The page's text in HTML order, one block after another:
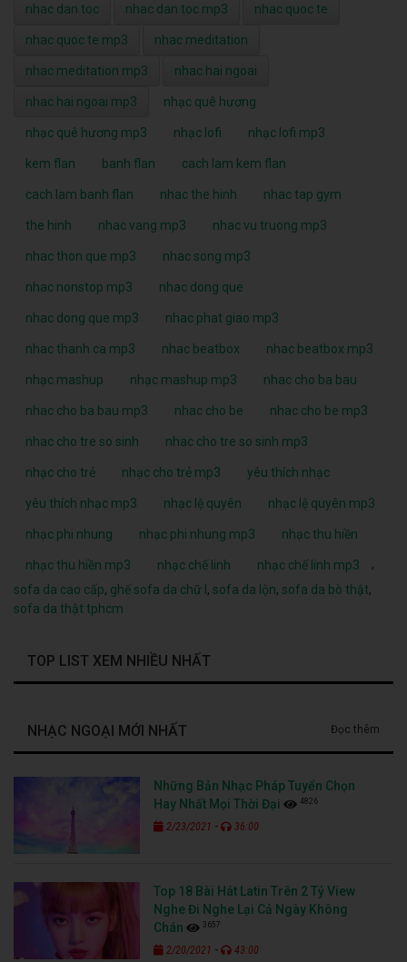
nhac dan toc nhac dan toc mp3 nhac quoc te
nhac quoc te mp3 nhac meditation
nhac meditation mp3 nhac hai ngoai
nhac hai ngoai mp3 nhạc quê hương
nhạc quê hương mp3 nhạc lofi nhạc lofi mp3
kem flan banh flan cach lam kem flan
cach lam banh flan nhac the hinh nhac tap gym
the hinh nhac vang mp3 nhac vu truong mp3
nhac thon que mp3 nhac song mp3
nhac nonstop mp3 nhac dong que
nhac dong que mp3 nhac phat giao mp3
nhac thanh ca mp3 nhac beatbox nhac beatbox mp3
nhạc mashup nhạc mashup mp3 nhac cho ba bau
nhac cho ba bau mp3 nhac cho be nhac cho be mp3
nhac cho tre so sinh nhac cho tre so sinh mp3
nhạc cho trẻ nhạc cho trẻ mp3 yêu thích nhạc
yêu thích nhạc mp3 nhạc lệ quyên nhạc lệ quyên mp3
nhạc phi nhung nhạc phi nhung mp3 nhạc thu hiền
nhạc thu hiền mp3 nhạc chế linh nhạc chế linh mp3
,
sofa da cao cấp, ghế sofa da chữ l , sofa da lộn, sofa da bò thật,
sofa da thật tphcm
TOP LIST XEM NHIỀU NHẤT
NHẠC NGOẠI MỚI NHẤT Đọc thêm
Những Bản Nhạc Pháp Tuyển Chọn
Hay Nhất Mọi Thời Đại
4826
2/23/2021 - 36:00
Top 18 Bài Hát Latin Trên 2 Tỷ View
Nghe Đi Nghe Lại Cả Ngày Không
Chán
3657
2/20/2021 - 43:00